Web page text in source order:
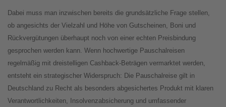
Dabei muss man inzwischen bereits die grundsätzliche Frage stellen,
ob angesichts der Vielzahl und Höhe von Gutscheinen, Boni und
Rückvergütungen überhaupt noch von einer echten Preisbindung
gesprochen werden kann. Wenn hochwertige Pauschalreisen
regelmäßig mit dreistelligen Cashback-Beträgen vermarktet werden,
entsteht ein strategischer Widerspruch: Die Pauschalreise gilt in
Deutschland zu Recht als besonders abgesichertes Produkt mit klaren
Verantwortlichkeiten, Insolvenzabsicherung und umfassender